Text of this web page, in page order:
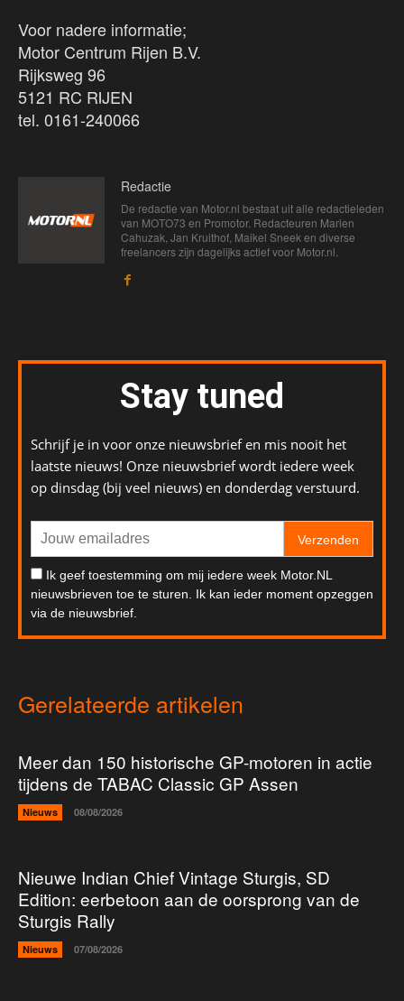
Voor nadere informatie;
Motor Centrum Rijen B.V.
Rijksweg 96
5121 RC RIJEN
tel. 0161-240066
Redactie
De redactie van Motor.nl bestaat uit alle redactieleden
van MOTO73 en Promotor. Redacteuren Marien
Cahuzak, Jan Kruithof, Maikel Sneek en diverse
freelancers zijn dagelijks actief voor Motor.nl.
Stay tuned
Schrijf je in voor onze nieuwsbrief en mis nooit het
laatste nieuws! Onze nieuwsbrief wordt iedere week
op dinsdag (bij veel nieuws) en donderdag verstuurd.
Verzenden
Ik geef toestemming om mij iedere week Motor.NL
nieuwsbrieven toe te sturen. Ik kan ieder moment opzeggen
via de nieuwsbrief.
Gerelateerde artikelen
Meer dan 150 historische GP-motoren in actie
tijdens de TABAC Classic GP Assen
Nieuws 08/08/2026
Nieuwe Indian Chief Vintage Sturgis, SD
Edition: eerbetoon aan de oorsprong van de
Sturgis Rally
Nieuws 07/08/2026